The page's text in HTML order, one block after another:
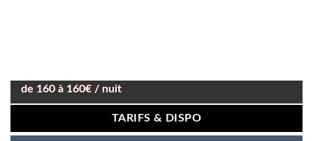
de 160 à 160€ / nuit
TARIFS & DISPO